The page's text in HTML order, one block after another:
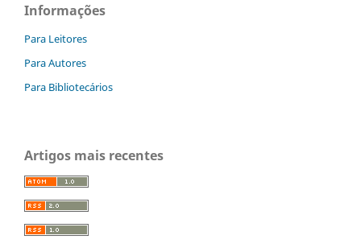
Informações
Para Leitores
Para Autores
Para Bibliotecários
Artigos mais recentes